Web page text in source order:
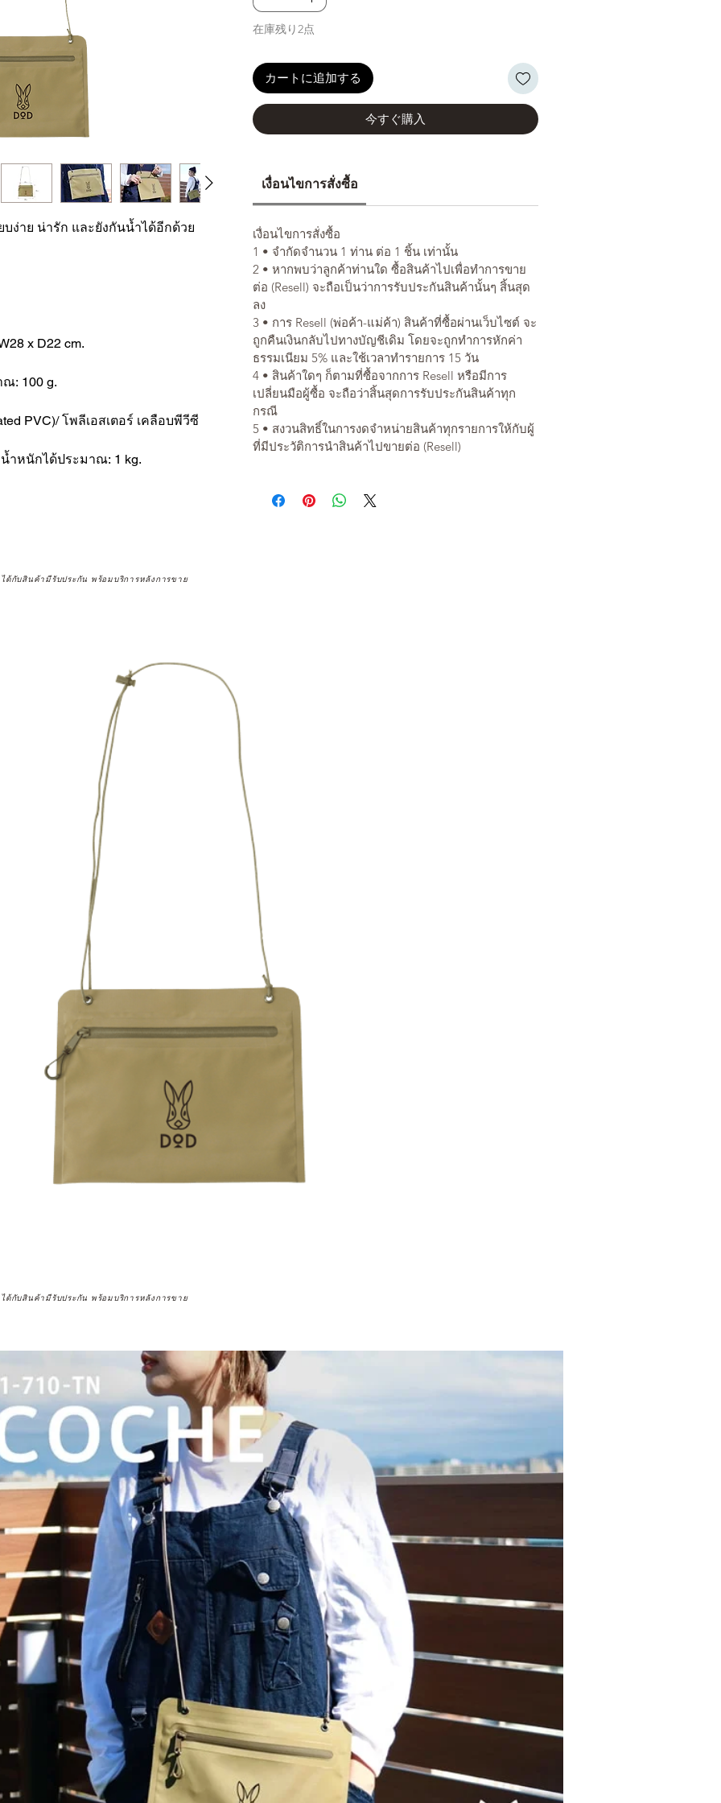
บง่าย น่ารัก และยังกันน้ำได้อีกด้วย
x D22 cm.
ณ: 100 g.
PVC)/ โพลีเอสเตอร์ เคลือบพีวีซี
น้ำหนักได้ประมาณ: 1 kg.
在庫残り2点
カートに追加する
今すぐ購入
เงื่อนไขการสั่งซื้อ
เงื่อนไขการสั่งซื้อ
1 • จำกัดจำนวน 1 ท่าน ต่อ 1 ชิ้น เท่านั้น
2 • หากพบว่าลูกค้าท่านใด ซื้อสินค้าไปเพื่อทำการขาย
ต่อ (Resell) จะถือเป็นว่าการรับประกันสินค้านั้นๆ สิ้นสุด
ลง
3 • การ Resell (พ่อค้า-แม่ค้า) สินค้าที่ซื้อผ่านเว็บไซต์ จะ
ถูกคืนเงินกลับไปทางบัญชีเดิม โดยจะถูกทำการหักค่า
ธรรมเนียม 5% และใช้เวลาทำรายการ 15 วัน
4 • สินค้าใดๆ ก็ตามที่ซื้อจากการ Resell หรือมีการ
เปลี่ยนมือผู้ซื้อ จะถือว่าสิ้นสุดการรับประกันสินค้าทุก
กรณี
5 • สงวนสิทธิ์ในการงดจำหน่ายสินค้าทุกรายการให้กับผู้
ที่มีประวัติการนำสินค้าไปขายต่อ (Resell)
ด้กับสินค้ามีรับประกัน พร้อมบริการหลังการขาย
ด้กับสินค้ามีรับประกัน พร้อมบริการหลังการขาย